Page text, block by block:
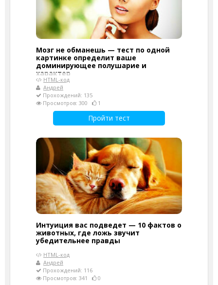
Мозг не обманешь — тест по одной
картинке определит ваше
доминирующее полушарие и
характер
HTML-код
Андрей
Прохождений: 135
Просмотров: 300
1
Пройти тест
Интуиция вас подведет — 10 фактов о
животных, где ложь звучит
убедительнее правды
HTML-код
Андрей
Прохождений: 116
Просмотров: 341
0